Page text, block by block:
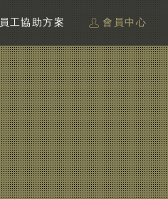
員工協助方案 會員中心